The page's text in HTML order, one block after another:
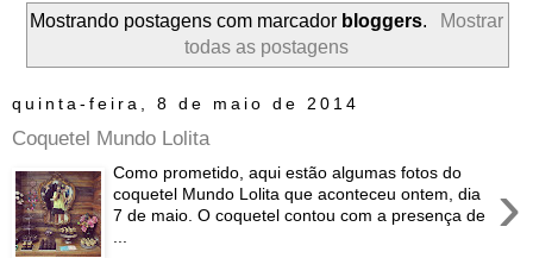
Mostrando postagens com marcador bloggers.
Mostrar
todas as postagens
quinta-feira, 8 de maio de 2014
Coquetel Mundo Lolita
›
Como prometido, aqui estão algumas fotos do
coquetel Mundo Lolita que aconteceu ontem, dia
7 de maio. O coquetel contou com a presença de